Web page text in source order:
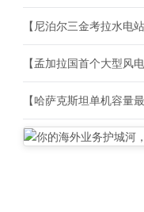
【尼泊尔三金考拉水电
【孟加拉国首个大型风
【哈萨克斯坦单机容量